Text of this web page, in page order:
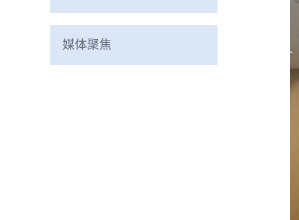
媒体聚焦